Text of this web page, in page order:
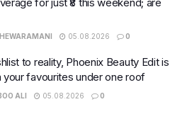
05.08.2026 0
to reality, Phoenix Beauty Edit is
your favourites under one roof
ALI 05.08.2026 0